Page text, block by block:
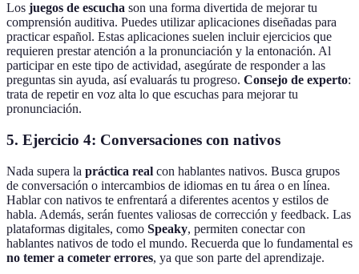
Los juegos de escucha son una forma divertida de mejorar tu
comprensión auditiva. Puedes utilizar aplicaciones diseñadas para
practicar español. Estas aplicaciones suelen incluir ejercicios que
requieren prestar atención a la pronunciación y la entonación. Al
participar en este tipo de actividad, asegúrate de responder a las
preguntas sin ayuda, así evaluarás tu progreso. Consejo de experto:
trata de repetir en voz alta lo que escuchas para mejorar tu
pronunciación.
5. Ejercicio 4: Conversaciones con nativos
Nada supera la práctica real con hablantes nativos. Busca grupos
de conversación o intercambios de idiomas en tu área o en línea.
Hablar con nativos te enfrentará a diferentes acentos y estilos de
habla. Además, serán fuentes valiosas de corrección y feedback. Las
plataformas digitales, como Speaky, permiten conectar con
hablantes nativos de todo el mundo. Recuerda que lo fundamental es
no temer a cometer errores, ya que son parte del aprendizaje.